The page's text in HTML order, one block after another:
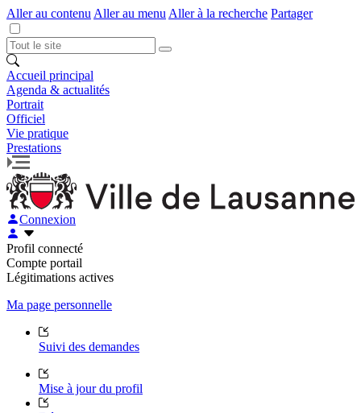
Aller au contenu Aller au menu Aller à la recherche Partager
Accueil principal
Agenda & actualités
Portrait
Officiel
Vie pratique
Prestations
Connexion
Profil connecté
Compte portail
Légitimations actives
Ma page personnelle
Suivi des demandes
Mise à jour du profil